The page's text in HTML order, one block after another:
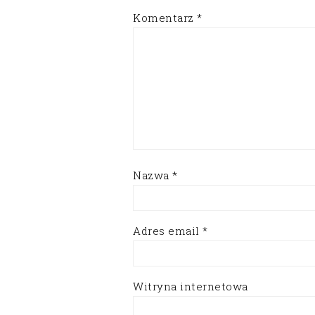
Komentarz *
Nazwa *
Adres email *
Witryna internetowa